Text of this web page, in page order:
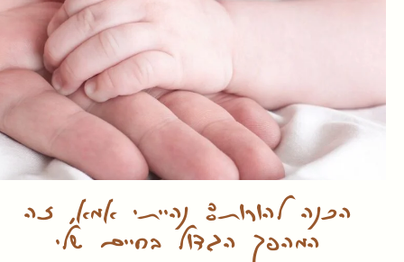
הכנה להורות: נהייתי אמא, זה
המהפך הגדול בחיים שלי